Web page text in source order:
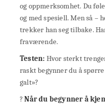
og oppmerksomhet. Du
og med spesiell. Men så –
trekker han seg tilbake.
fraværende.
Testen: Hvor sterkt
raskt begynner du å
galt»?
?Når du begynner å